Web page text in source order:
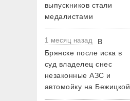
выпускников стали
медалистами
1 месяц назад
В
Брянске после иска в
суд владелец снес
незаконные АЗС и
автомойку на Бежицкой